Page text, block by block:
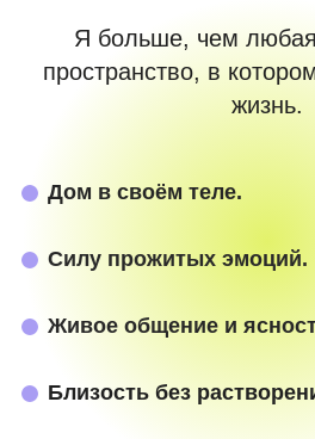
Я больше, чем
пространство, в
жизнь.
Дом в своём теле.
Силу прожитых эмоций.
Живое общение и
Близость без